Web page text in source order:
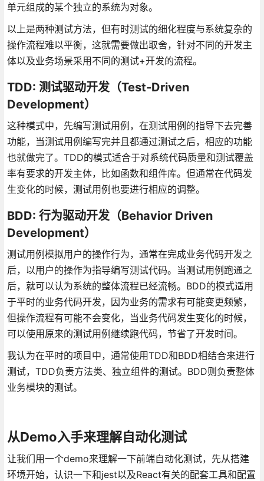
单元组成的某个独立的系统为对象。
以上是两种测试方法，但有时测试的细化程度与系统复杂的
操作流程难以平衡，这就需要做出取舍，针对不同的开发主
体以及业务场景采用不同的测试+开发的流程。
TDD: 测试驱动开发（Test-Driven
Development）
这种模式中，先编写测试用例，在测试用例的指导下去完善
功能，当测试用例编写完并且都通过测试之后，相应的功能
也就做完了。TDD的模式适合于对系统代码质量和测试覆盖
率有要求的开发主体，比如函数和组件库。但通常在代码发
生变化的时候，测试用例也要进行相应的调整。
BDD: 行为驱动开发（Behavior Driven
Development）
测试用例模拟用户的操作行为，通常在完成业务代码开发之
后，以用户的操作为指导编写测试代码。当测试用例跑通之
后，就可以认为系统的整体流程已经流畅。BDD的模式适用
于平时的业务代码开发，因为业务的需求有可能变更频繁，
但操作流程有可能不会变化，当业务代码发生变化的时候，
可以使用原来的测试用例继续跑代码，节省了开发时间。
我认为在平时的项目中，通常使用TDD和BDD相结合来进行
测试，TDD负责方法类、独立组件的测试。BDD则负责整体
业务模块的测试。
从Demo入手来理解自动化测试
让我们用一个demo来理解一下前端自动化测试，先从搭建
环境开始，认识一下和jest以及React有关的配套工具和配置